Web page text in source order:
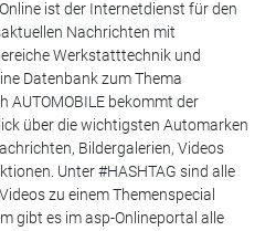
ist der Internetdienst für den
Nachrichten mit
Werkstatttechnik und
Datenbank zum Thema
AUTOMOBILE bekommt der
über die wichtigsten Automarken
Bildergalerien, Videos
Unter #HASHTAG sind alle
zu einem Themenspecial
gibt es im asp-Onlineportal alle